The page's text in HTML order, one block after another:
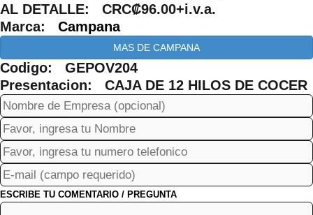
AL DETALLE: CRC₡96.00+i.v.a.
Marca: Campana
MAS DE CAMPANA
Codigo: GEPOV204
Presentacion: CAJA DE 12 HILOS DE COCER
ESCRIBE TU COMENTARIO / PREGUNTA